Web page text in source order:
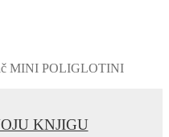
MINI POLIGLOTINI
KNJIGU